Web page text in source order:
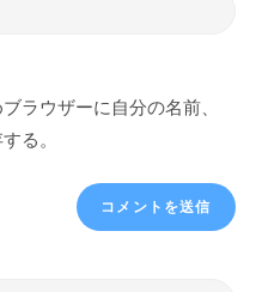
ラウザーに自分の名前、
る。